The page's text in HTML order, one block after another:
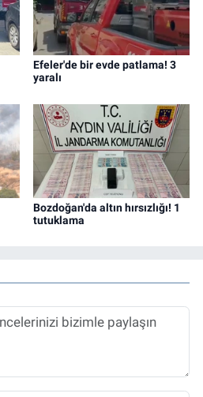
Efeler'de bir evde patlama! 3
yaralı
Bozdoğan'da altın hırsızlığı! 1
tutuklama